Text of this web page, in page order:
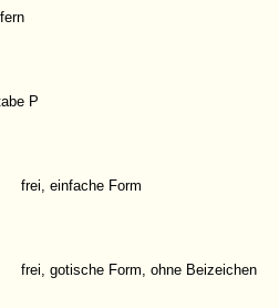
P
frei, einfache Form
frei, gotische Form, ohne Beizeichen